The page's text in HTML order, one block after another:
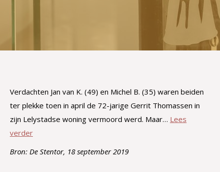
Verdachten Jan van K. (49) en Michel B. (35) waren beiden
ter plekke toen in april de 72-jarige Gerrit Thomassen in
zijn Lelystadse woning vermoord werd. Maar… Lees
verder
Bron: De Stentor, 18 september 2019